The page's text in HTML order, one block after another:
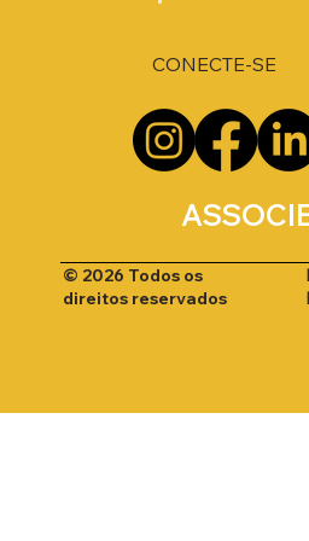
CONECTE-SE
© 2026 Todos os
direitos reservados